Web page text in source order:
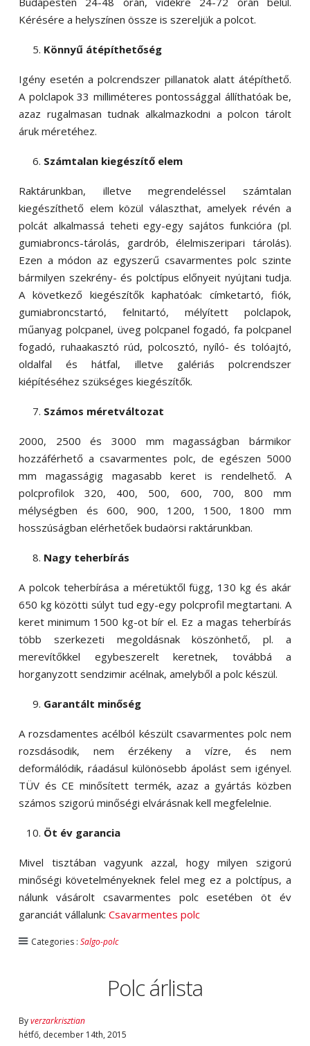
Kérésére a helyszínen össze is szereljük a polcot.
Könnyű átépíthetőség
Igény esetén a polcrendszer pillanatok alatt átépíthető.
A polclapok 33 milliméteres pontossággal állíthatóak be,
azaz rugalmasan tudnak alkalmazkodni a polcon tárolt
áruk méretéhez.
Számtalan kiegészítő elem
Raktárunkban, illetve megrendeléssel számtalan
kiegészíthető elem közül választhat, amelyek révén a
polcát alkalmassá teheti egy-egy sajátos funkcióra (pl.
gumiabroncs-tárolás, gardrób, élelmiszeripari tárolás).
Ezen a módon az egyszerű csavarmentes polc szinte
bármilyen szekrény- és polctípus előnyeit nyújtani tudja.
A következő kiegészítők kaphatóak: címketartó, fiók,
gumiabroncstartó, felnitartó, mélyített polclapok,
műanyag polcpanel, üveg polcpanel fogadó, fa polcpanel
fogadó, ruhaakasztó rúd, polcosztó, nyíló- és tolóajtó,
oldalfal és hátfal, illetve galériás polcrendszer
kiépítéséhez szükséges kiegészítők.
Számos méretváltozat
2000, 2500 és 3000 mm magasságban bármikor
hozzáférhető a csavarmentes polc, de egészen 5000
mm magasságig magasabb keret is rendelhető. A
polcprofilok 320, 400, 500, 600, 700, 800 mm
mélységben és 600, 900, 1200, 1500, 1800 mm
hosszúságban elérhetőek budaörsi raktárunkban.
Nagy teherbírás
A polcok teherbírása a méretüktől függ, 130 kg és akár
650 kg közötti súlyt tud egy-egy polcprofil megtartani. A
keret minimum 1500 kg-ot bír el. Ez a magas teherbírás
több szerkezeti megoldásnak köszönhető, pl. a
merevítőkkel egybeszerelt keretnek, továbbá a
horganyzott sendzimir acélnak, amelyből a polc készül.
Garantált minőség
A rozsdamentes acélból készült csavarmentes polc nem
rozsdásodik, nem érzékeny a vízre, és nem
deformálódik, ráadásul különösebb ápolást sem igényel.
TÜV és CE minősített termék, azaz a gyártás közben
számos szigorú minőségi elvárásnak kell megfelelnie.
Öt év garancia
Mivel tisztában vagyunk azzal, hogy milyen szigorú
minőségi követelményeknek felel meg ez a polctípus, a
nálunk vásárolt csavarmentes polc esetében öt év
garanciát vállalunk: Csavarmentes polc
Categories : Salgo-polc
Polc árlista
Byverzarkrisztian
hétfő, december 14th, 2015